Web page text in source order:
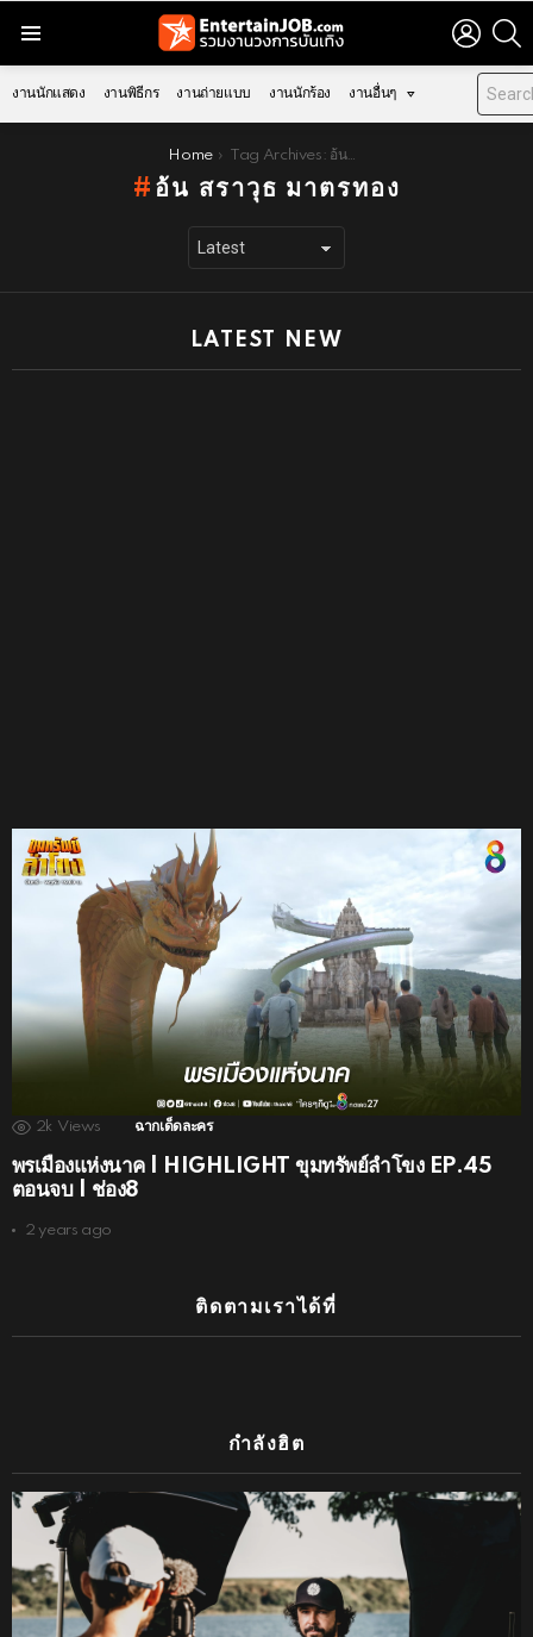
LOGIN
งานนักแสดง งานพิธีกร งานถ่ายแบบ งานนักร้อง งานอื่นๆ
Home Tag Archives: อ้น สราวุธ มาตรทอง
อ้น สราวุธ มาตรทอง
LATEST NEW
2k Views ฉากเด็ดละคร
พรเมืองแห่งนาค | HIGHLIGHT ขุมทรัพย์ลำโขง EP.45
ตอนจบ | ช่อง8
2 years ago
ติดตามเราได้ที่
กำลังฮิต